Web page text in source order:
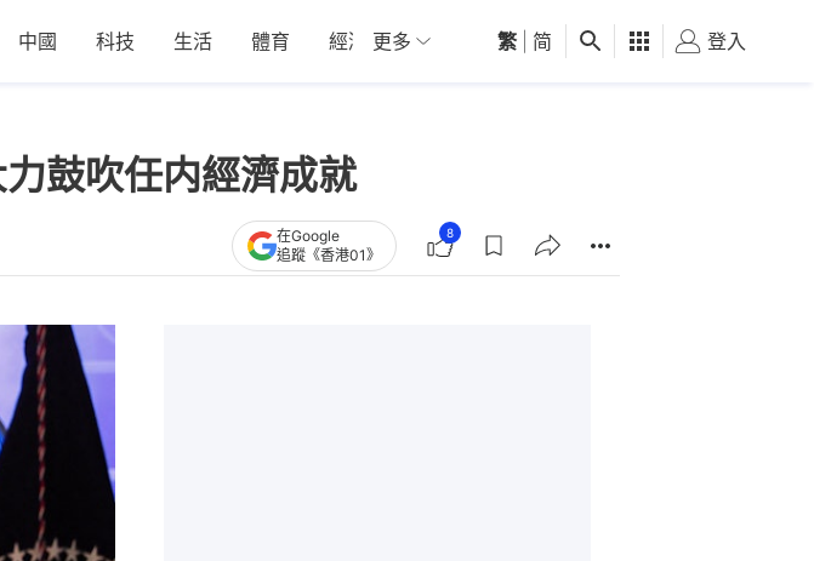
中國 科技 生活 體育 經濟 01深圳 觀點 健康 好食玩飛
更多 繁 简 登入
鼓吹任内經濟成就
在Google
追蹤《香港01》
8